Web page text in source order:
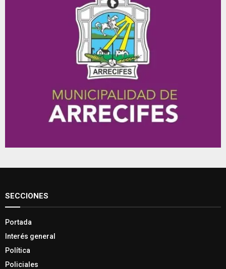
SECCIONES
Portada
Interés general
Política
Policiales